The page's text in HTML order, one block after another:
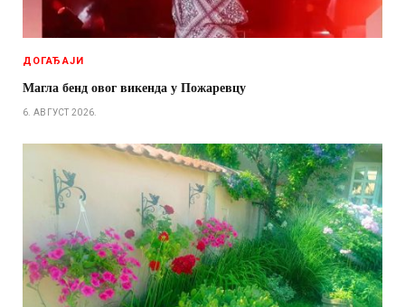
ДОГАЂАЈИ
Магла бенд овог викенда у Пожаревцу
6. АВГУСТ 2026.